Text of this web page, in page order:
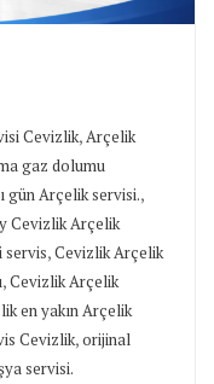
Cevizlik,Arçelik
gaz dolumu
gün Arçelik servisi.,
Cevizlik Arçelik
servis,Cevizlik Arçelik
,Cevizlik Arçelik
en yakın Arçelik
Cevizlik,orijinal
servisi.